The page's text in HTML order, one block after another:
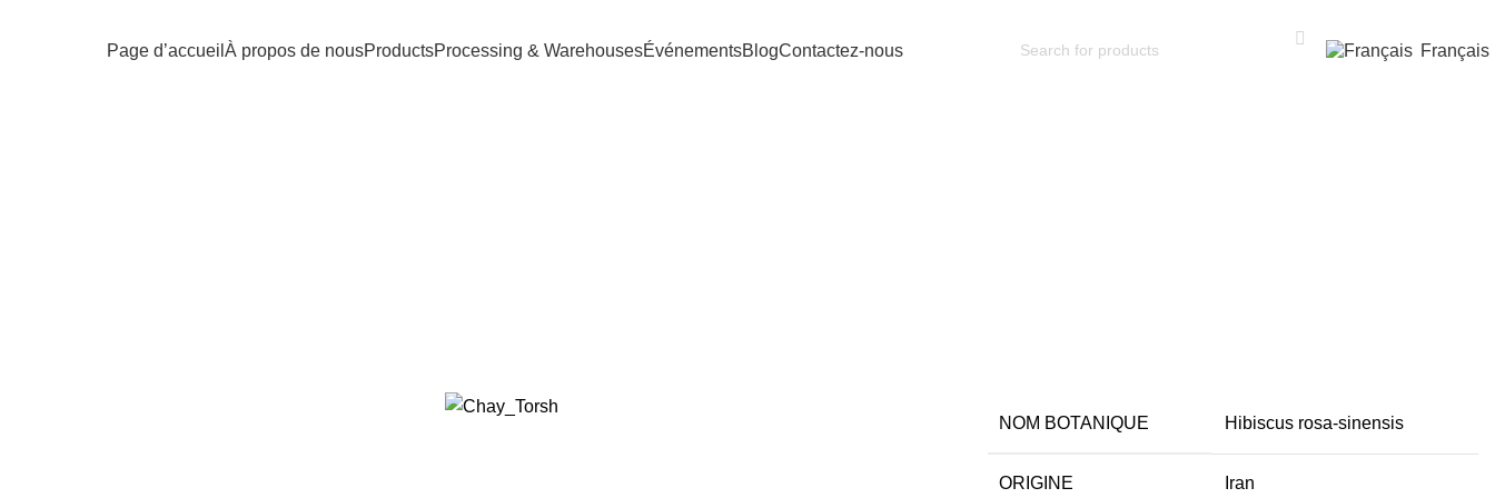
Page d’accueil À propos de nousProductsProcessing & WarehousesÉvénementsBlogContactez-nous Français
NOM BOTANIQUE Hibiscus rosa-sinensis
ORIGINE Iran